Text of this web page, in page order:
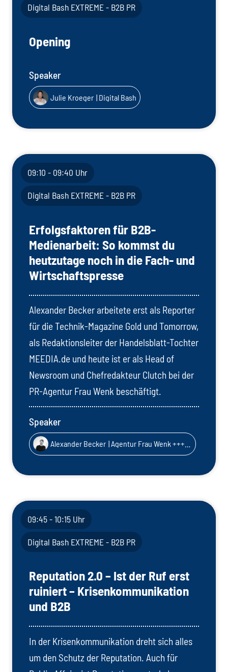
Digital Bash EXTREME - B2B PR
Opening
Speaker
Julie Kroeger | Digital Bash
09:10 - 09:40 Uhr
Digital Bash EXTREME - B2B PR
Erfolgsfaktoren für B2B-
Medienarbeit: So kommst du
heutzutage noch in die Fach- und
Wirtschaftspresse
Alexander Becker arbeitete erst als Reporter
für die Technik-Magazine Gold und Tomorrow,
als Redaktionsleiter der Handelsblatt-Tochter
MEEDIA.de und heute ist er als Head of
Newsroom und Chefredakteur Clutch bei der
PR-Agentur Frau Wenk beschäftigt.
Speaker
Alexander Becker | Agentur Frau Wenk +++ GmbH
09:45 - 10:15 Uhr
Digital Bash EXTREME - B2B PR
Reputation 2.0 – Ist der Ruf erst
ruiniert – Krisenkommunikation
und B2B
In der Krisenkommunikation dreht sich alles
um den Schutz der Reputation. Auch für